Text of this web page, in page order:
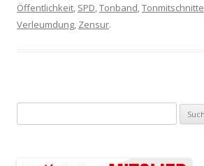
Öffentlichkeit SPD Tonband Tonmitschnitte
Verleumdung Zensur.